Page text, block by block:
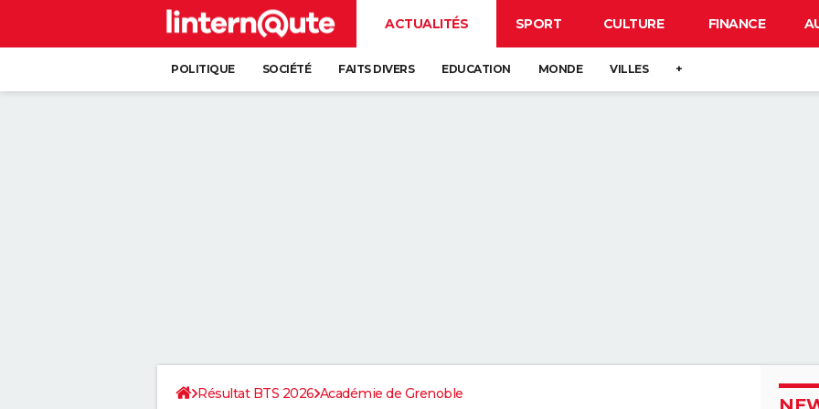
ACTUALITÉS SPORT CULTURE FINANCE
POLITIQUE SOCIÉTÉ FAITS DIVERS EDUCATION MONDE VILLES +
Résultat BTS 2026 Académie de Grenoble